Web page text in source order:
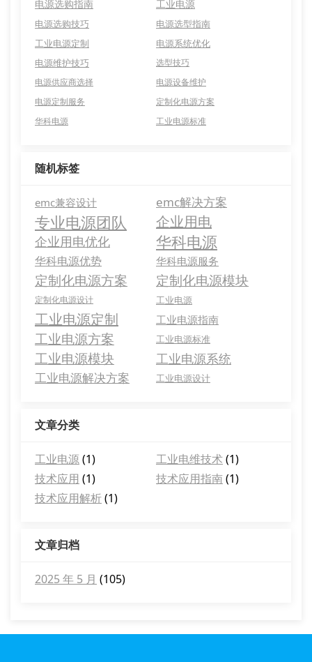
电源选购指南 工业电源
电源选购技巧
电源选型指南
工业电源定制
电源系统优化
电源维护技巧
选型技巧
电源供应商选择
电源设备维护
电源定制服务
定制化电源方案
华科电源
工业电源标准
随机标签
emc兼容设计 emc解决方案
专业电源团队 企业用电
企业用电优化 华科电源
华科电源优势 华科电源服务
定制化电源方案 定制化电源模块
定制化电源设计 工业电源
工业电源定制 工业电源指南
工业电源方案 工业电源标准
工业电源模块 工业电源系统
工业电源解决方案 工业电源设计
文章分类
工业电源(1) 工业电维技术(1)
技术应用 (1) 技术应用指南(1)
技术应用解析(1)
文章归档
2025 年 5 月 (105)